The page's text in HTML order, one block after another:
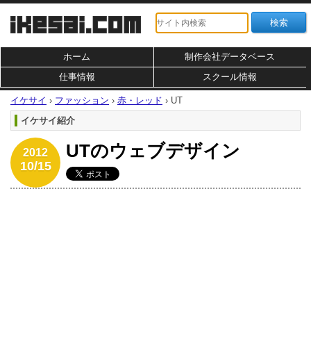
ホーム
制作会社データベース
仕事情報
スクール情報
イケサイ › ファッション › 赤・レッド › UT
イケサイ紹介
2012
10/15
UTのウェブデザイン